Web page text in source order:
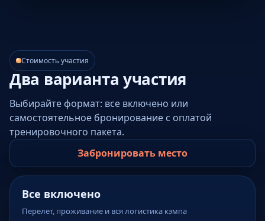
Стоимость участия
Два варианта участия
Выбирайте формат: все включено или
самостоятельное бронирование с оплатой
тренировочного пакета.
Забронировать место
Все включено
Перелет, проживание и вся логистика кэмпа